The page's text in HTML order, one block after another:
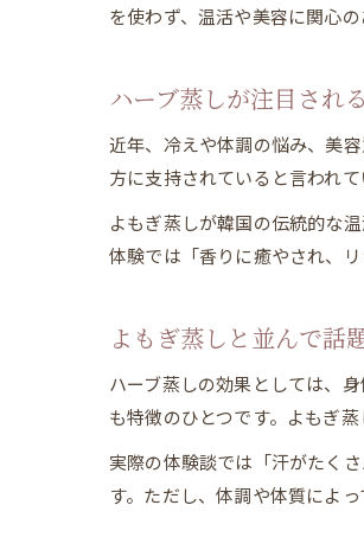
を使わず、温活や美容に関心
ハーブ蒸しが注目され
近年、冷えや体調の悩み、美
方に支持されていると言われ
よもぎ蒸しが韓国の伝統的な
体験では「香りに癒やされ、
よもぎ蒸しと並んで話
ハーブ蒸しの効果としては、
も特徴のひとつです。よもぎ
実際の体験談では「汗がたく
す。ただし、体調や体質によ